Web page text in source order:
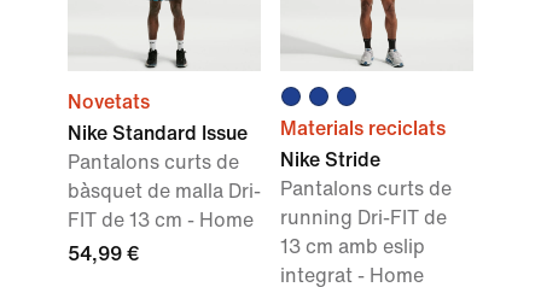
Novetats
Nike Standard Issue
Pantalons curts de
bàsquet de malla Dri-
FIT de 13 cm - Home
54,99 €
Materials reciclats
Nike Stride
Pantalons curts de
running Dri-FIT de
13 cm amb eslip
integrat - Home